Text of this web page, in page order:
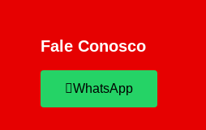
Fale Conosco
WhatsApp